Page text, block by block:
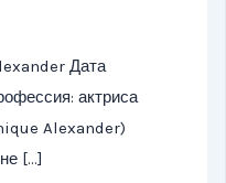
Дата
актриса
Alexander)
[…]